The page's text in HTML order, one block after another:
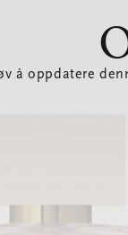
å oppdatere